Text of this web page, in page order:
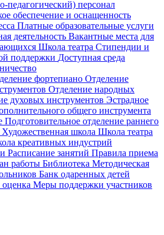
педагогический) персонал
обеспечение и оснащенность
Платные образовательные услуги
деятельность Вакантные места для
Школа театра Стипендии и
поддержки Доступная среда
фортепиано Отделение
Отделение народных
духовых инструментов Эстрадное
общего инструмента
Подготовительное отделение раннего
Художественная школа Школа‌‌‌‌ театра
креативных индустрий
Расписание занятий Правила приема
работы Библиотека Методическая
Банк одаренных детей
Меры поддержки участников